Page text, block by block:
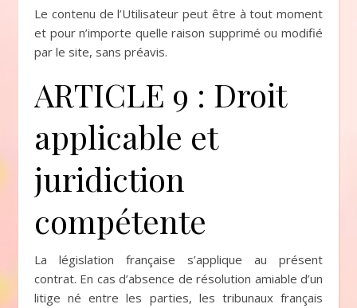
Le contenu de l’Utilisateur peut être à tout moment
et pour n’importe quelle raison supprimé ou modifié
par le site, sans préavis.
ARTICLE 9 : Droit
applicable et
juridiction
compétente
La législation française s’applique au présent
contrat. En cas d’absence de résolution amiable d’un
litige né entre les parties, les tribunaux français